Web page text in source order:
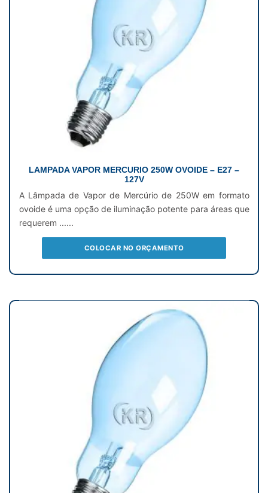
LAMPADA VAPOR MERCURIO 250W OVOIDE – E27 –
127V
A Lâmpada de Vapor de Mercúrio de 250W em formato
ovoide é uma opção de iluminação potente para áreas que
requerem ......
COLOCAR NO ORÇAMENTO